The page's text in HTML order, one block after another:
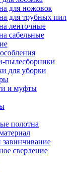
для ножовок
для трубных пил
ленточные
сабельные
пылесборники
для уборки
и муфты
полотна
сверление